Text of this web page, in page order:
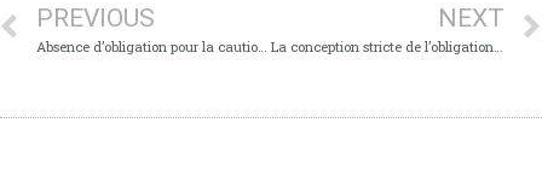
PREVIOUS
Absence d’obligation pour la caution de vérifier la régularité de la déchéance du terme et du TEG avant paiement
NEXT
La conception stricte de l’obligation de vigilance du banquier